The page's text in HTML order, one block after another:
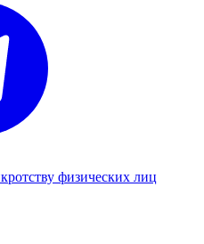
физических лиц